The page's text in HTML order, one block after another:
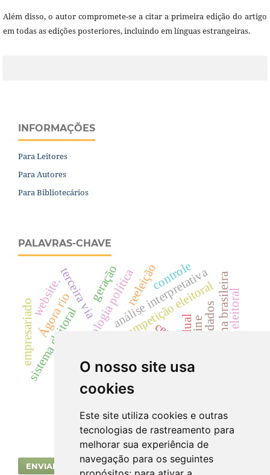
O nosso site usa
cookies
Este site utiliza cookies e outras
tecnologias de rastreamento para
melhorar sua experiência de
navegação para os seguintes
Além disso, o autor compromete-se a citar a primeira edição do artigo
em todas as edições posteriores, incluindo em línguas estrangeiras.
INFORMAÇÕES
Para Leitores
Para Autores
Para Bibliotecários
PALAVRAS-CHAVE
competição eleitoral
curitiba
análise interpretativapolítica externa brasileira
sociologia política
executivo estadual
psdb
terceira via
polarização
eleições 2012
reeleição
sistema eleitoral
Ágora rio
website.
ceará campanha online
ethos comunicação eleitoral
redução de dados
televisão.
empresariado apc
controle
geração
ENVIAR SUBMISSÃO